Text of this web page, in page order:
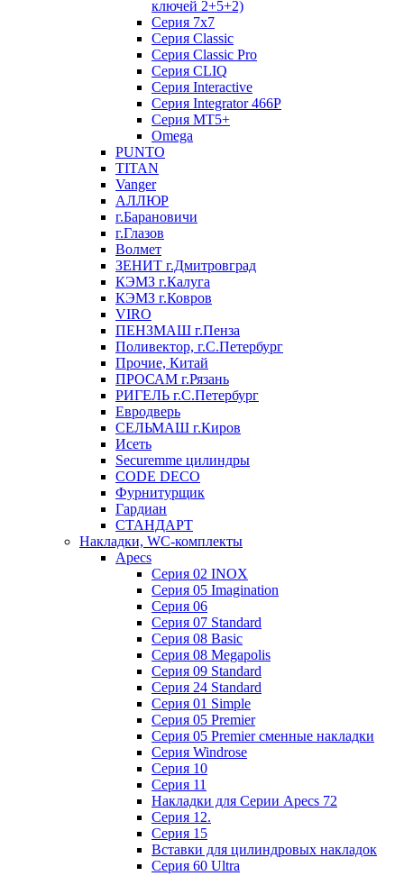
ключей 2+5+2)
Серия 7х7
Серия Classic
Серия Classic Pro
Серия CLIQ
Серия Interactive
Серия Integrator 466P
Серия MT5+
Omega
PUNTO
TITAN
Vanger
АЛЛЮР
г.Барановичи
г.Глазов
Волмет
ЗЕНИТ г.Дмитровград
КЭМЗ г.Калуга
КЭМЗ г.Ковров
VIRO
ПЕНЗМАШ г.Пенза
Поливектор, г.С.Петербург
Прочие, Китай
ПРОСАМ г.Рязань
РИГЕЛЬ г.С.Петербург
Евродверь
СЕЛЬМАШ г.Киров
Исеть
Securemme цилиндры
CODE DECO
Фурнитурщик
Гардиан
СТАНДАРТ
Накладки, WC-комплекты
Apecs
Cерия 02 INOX
Cерия 05 Imagination
Cерия 06
Cерия 07 Standard
Cерия 08 Basic
Cерия 08 Megapolis
Cерия 09 Standard
Cерия 24 Standard
Серия 01 Simple
Серия 05 Premier
Серия 05 Premier сменные накладки
Cерия Windrose
Серия 10
Серия 11
Накладки для Серии Apecs 72
Серия 12.
Серия 15
Вставки для цилиндровых накладок
Серия 60 Ultra